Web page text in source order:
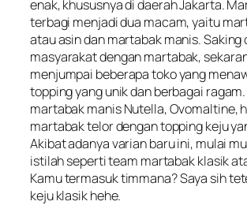
enak, khususnya di daerah Jakarta.
terbagi menjadi dua macam, yaitu
atau asin dan martabak manis. Saking
masyarakat dengan martabak,
menjumpai beberapa toko yang
topping yang unik dan berbagai
martabak manis Nutella, Ovomaltine,
martabak telor dengan topping keju
Akibat adanya varian baru ini, mulai
istilah seperti team martabak klasik
Kamu termasuk timmana? Saya sih
keju klasik hehe.